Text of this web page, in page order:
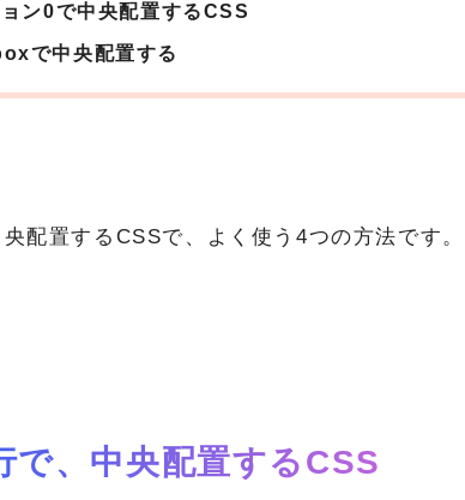
ン0で中央配置するCSS
で中央配置する
配置するCSSで、よく使う4つの方法です。
で、中央配置するCSS